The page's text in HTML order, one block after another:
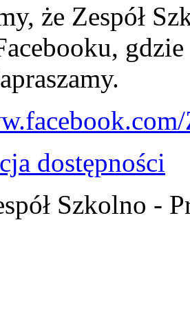
że Zespół
dostępności
Szkolno -